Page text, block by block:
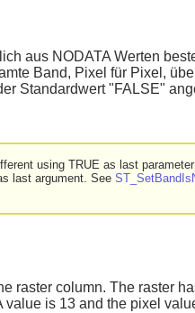
aus NODATA Werten
Band, Pixel für Pixel,
Standardwert "FALSE"
using TRUE as last
last argument. See
raster column. The raster
value is 13 and the pixel